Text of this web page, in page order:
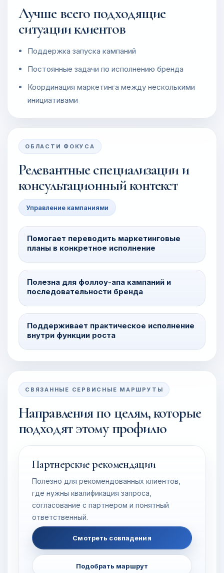
Лучше всего подходящие
ситуации клиентов
Поддержка запуска кампаний
Постоянные задачи по исполнению бренда
Координация маркетинга между несколькими
инициативами
ОБЛАСТИ ФОКУСА
Релевантные специализации и
консультационный контекст
Управление кампаниями
Помогает переводить маркетинговые
планы в конкретное исполнение
Полезна для фоллоу-апа кампаний и
последовательности бренда
Поддерживает практическое исполнение
внутри функции роста
СВЯЗАННЫЕ СЕРВИСНЫЕ МАРШРУТЫ
Направления по целям, которые
подходят этому профилю
Партнерские рекомендации
Полезно для рекомендованных клиентов,
где нужны квалификация запроса,
согласование с партнером и понятный
ответственный.
Смотреть совпадения
Подобрать маршрут